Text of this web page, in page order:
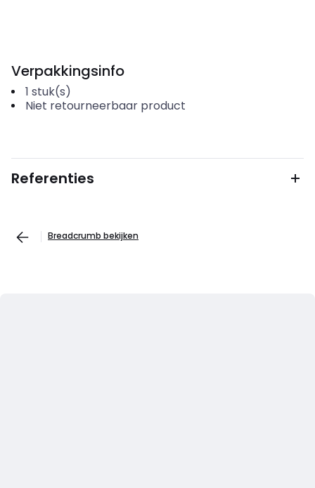
Verpakkingsinfo
1 stuk(s)
Niet retourneerbaar product
Referenties
Breadcrumb bekijken